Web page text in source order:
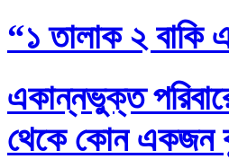
“১ তালাক ২ বাকি
একান্নভুক্ত
থেকে কোন একজন